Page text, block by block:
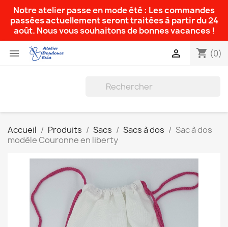
Notre atelier passe en mode été : Les commandes
passées actuellement seront traitées à partir du 24
août. Nous vous souhaitons de bonnes vacances !
 shopping_cart (0)

Accueil Produits Sacs Sacs à dos
Sac à dos
modèle Couronne en liberty